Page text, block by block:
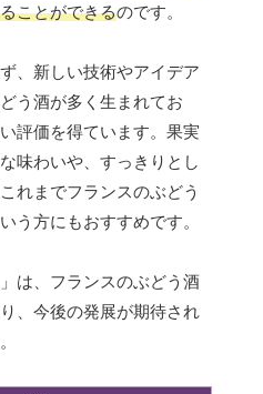
ことができるのです。
、新しい技術やアイデア
う酒が多く生まれてお
評価を得ています。果実
味わいや、すっきりとし
れまでフランスのぶどう
う方にもおすすめです。
は、フランスのぶどう酒
、今後の発展が期待され